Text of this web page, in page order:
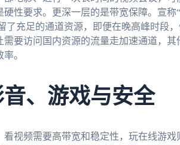
性要求。更深一层的是带宽保障。宣称“
了充足的通道资源，即便在晚高峰时段
要访问国内资源的流量走加速通道，其
。
、游戏与安全
视频需要高带宽和稳定性，玩在线游戏